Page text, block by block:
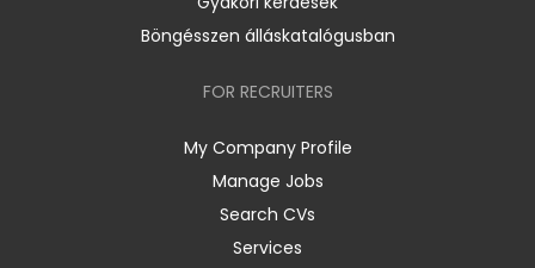
Böngésszen álláskatalógusban
FOR RECRUITERS
My Company Profile
Manage Jobs
Search CVs
Services